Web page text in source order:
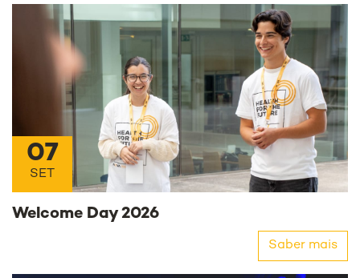
07
SET
Welcome Day 2026
Saber mais